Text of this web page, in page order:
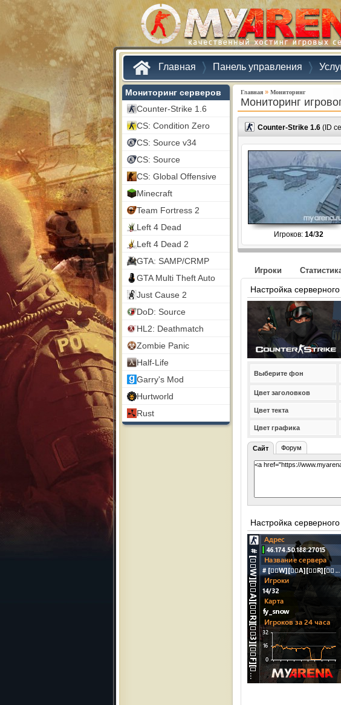
Главная Панель управления
Мониторинг серверов
Counter-Strike 1.6
CS: Condition Zero
CS: Source v34
CS: Source
CS: Global Offensive
Minecraft
Team Fortress 2
Left 4 Dead
Left 4 Dead 2
GTA: SAMP/CRMP
GTA Multi Theft Auto
Just Cause 2
DoD: Source
HL2: Deathmatch
Zombie Panic
Half-Life
Garry's Mod
Hurtworld
Rust
Главная » Мониторинг
Мониторинг
Counter-Strike 1.6 (ID
Игроков: 14/32
Игроки
Настройка
Выберите фон
Цвет заголовков
Цвет текта
Цвет графика
Сайт Форум
Настройка